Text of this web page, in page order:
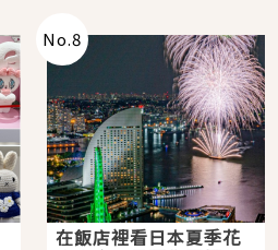
No.8
在飯店裡看日本夏季花